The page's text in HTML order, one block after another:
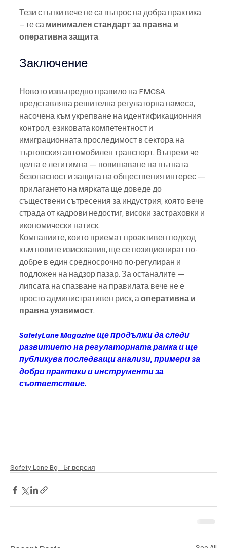
Тези стъпки вече не са въпрос на добра практика
– те са минимален стандарт за правна и
оперативна защита.
Заключение
Новото извънредно правило на FMCSA
представлява решителна регулаторна намеса,
насочена към укрепване на идентификационния
контрол, езиковата компетентност и
имиграционната проследимост в сектора на
търговския автомобилен транспорт. Въпреки че
целта е легитимна — повишаване на пътната
безопасност и защита на обществения интерес —
прилагането на мярката ще доведе до
съществени сътресения за индустрия, която вече
страда от кадрови недостиг, високи застраховки и
икономически натиск.
Компаниите, които приемат проактивен подход
към новите изисквания, ще се позиционират по-
добре в един средносрочно по-регулиран и
подложен на надзор пазар. За останалите —
липсата на спазване на правилата вече не е
просто административен риск, а оперативна и
правна уязвимост.
SafetyLane Magazine ще продължи да следи
развитието на регулаторната рамка и ще
публикува последващи анализи, примери за
добри практики и инструменти за
съответствие.
Safety Lane Bg - Бг версия